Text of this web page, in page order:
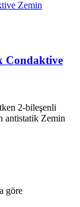
Condaktive
2-bileşenli
antistatik Zemin
göre